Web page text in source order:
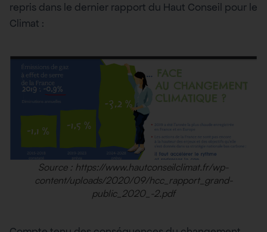
repris dans le dernier rapport du Haut Conseil pour le
Climat :
Source : https://www.hautconseilclimat.fr/wp-
content/uploads/2020/09/hcc_rapport_grand-
public_2020_-2.pdf